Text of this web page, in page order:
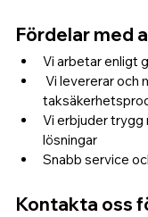
Fördelar med
Vi arbetar enligt
Vi erbjuder trygg
lösningar
Snabb service
Kontakta oss